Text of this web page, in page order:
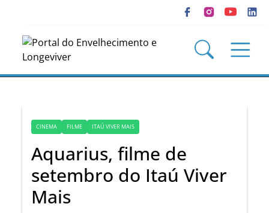
CINEMA FILME ITAÚ VIVER MAIS
Aquarius, filme de
setembro do Itaú Viver
Mais